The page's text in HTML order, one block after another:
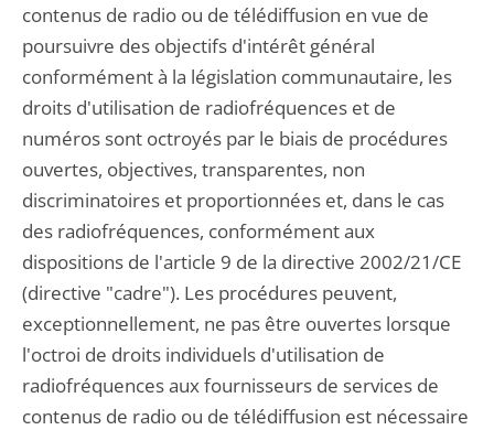
contenus de radio ou de télédiffusion en vue de
poursuivre des objectifs d'intérêt général
conformément à la législation communautaire, les
droits d'utilisation de radiofréquences et de
numéros sont octroyés par le biais de procédures
ouvertes, objectives, transparentes, non
discriminatoires et proportionnées et, dans le cas
des radiofréquences, conformément aux
dispositions de l'article 9 de la directive 2002/21/CE
(directive "cadre"). Les procédures peuvent,
exceptionnellement, ne pas être ouvertes lorsque
l'octroi de droits individuels d'utilisation de
radiofréquences aux fournisseurs de services de
contenus de radio ou de télédiffusion est nécessaire